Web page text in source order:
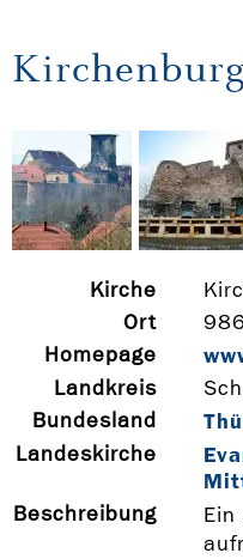
Kirche
Ort
Homepage
Landkreis
Bundesland
Landeskirche
Beschreibung
Ein